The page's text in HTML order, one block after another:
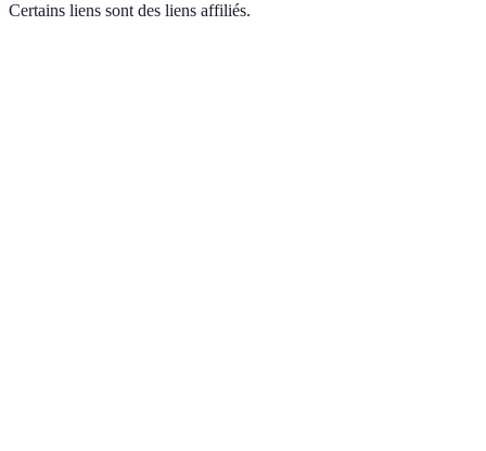
Certains liens sont des liens affiliés.